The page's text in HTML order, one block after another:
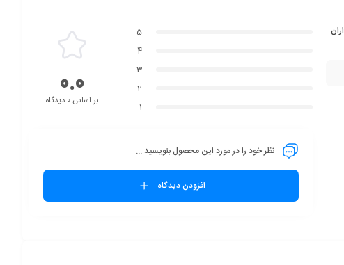
5
4
3
2
1
0.0
بر اساس 0 دیدگاه
نظر خود را در مورد این محصول بنویسید ...
افزودن دیدگاه